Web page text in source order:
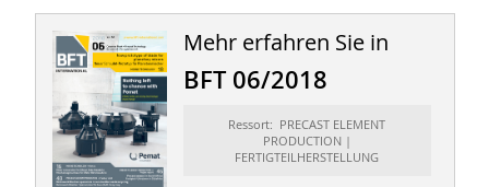
Mehr erfahren Sie in
BFT 06/2018
Ressort: PRECAST ELEMENT
PRODUCTION |
FERTIGTEILHERSTELLUNG